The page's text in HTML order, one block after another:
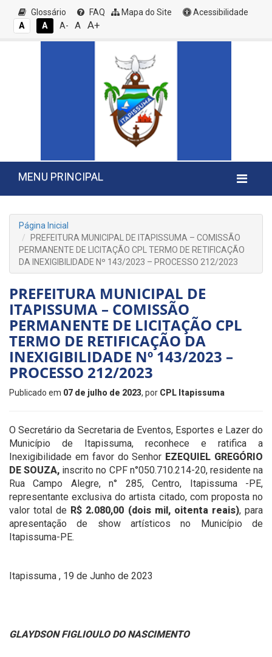
Glossário FAQ Mapa do Site
Acessibilidade
A
A A- A A+
MENU PRINCIPAL
Página Inicial
PREFEITURA MUNICIPAL DE ITAPISSUMA – COMISSÃO
PERMANENTE DE LICITAÇÃO CPL TERMO DE RETIFICAÇÃO
DA INEXIGIBILIDADE Nº 143/2023 – PROCESSO 212/2023
PREFEITURA MUNICIPAL DE
ITAPISSUMA – COMISSÃO
PERMANENTE DE LICITAÇÃO CPL
TERMO DE RETIFICAÇÃO DA
INEXIGIBILIDADE Nº 143/2023 –
PROCESSO 212/2023
Publicado em 07 de julho de 2023, por CPL Itapissuma
O Secretário da Secretaria de Eventos, Esportes e Lazer do
Município de Itapissuma, reconhece e ratifica a
Inexigibilidade em favor do Senhor EZEQUIEL GREGÓRIO
DE SOUZA, inscrito no CPF n°050.710.214-20, residente na
Rua Campo Alegre, n° 285, Centro, Itapissuma -PE,
representante exclusiva do artista citado, com proposta no
valor total de R$ 2.080,00 (dois mil, oitenta reais), para
apresentação de show artísticos no Município de
Itapissuma-PE.
Itapissuma , 19 de Junho de 2023
GLAYDSON FIGLIOULO DO NASCIMENTO